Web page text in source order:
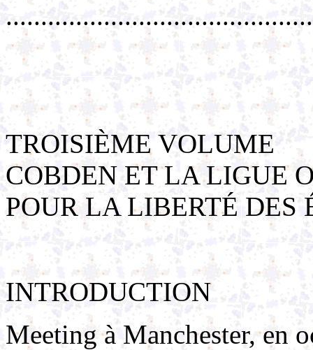
TROISIÈME VOLUME
COBDEN ET LA LIGUE
POUR LA LIBERTÉ DES
INTRODUCTION
Meeting à Manchester, en